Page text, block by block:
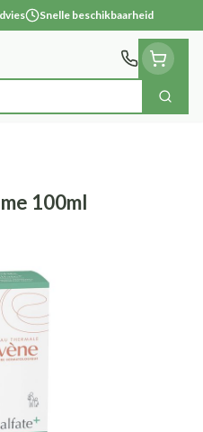
Snelle beschikbaarheid
Zoek
100ml